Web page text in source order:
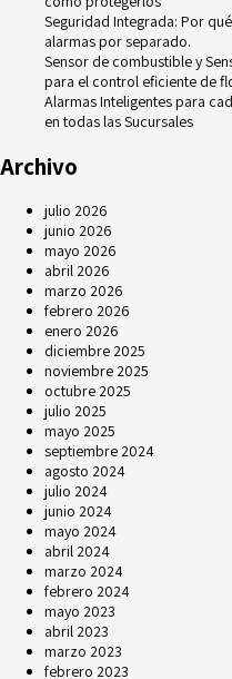
Seguridad Integrada: Por
alarmas por separado.
Sensor de combustible y
para el control eficiente de
Alarmas Inteligentes para
en todas las Sucursales
Archivo
julio 2026
junio 2026
mayo 2026
abril 2026
marzo 2026
febrero 2026
enero 2026
diciembre 2025
noviembre 2025
octubre 2025
julio 2025
mayo 2025
septiembre 2024
agosto 2024
julio 2024
junio 2024
mayo 2024
abril 2024
marzo 2024
febrero 2024
mayo 2023
abril 2023
marzo 2023
febrero 2023